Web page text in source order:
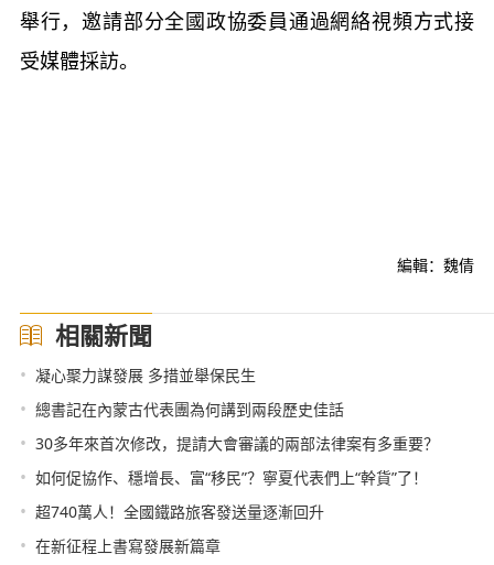
舉行，邀請部分全國政協委員通過網絡視頻方式接
受媒體採訪。
編輯：魏倩
相關新聞
• 凝心聚力謀發展 多措並舉保民生
• 總書記在內蒙古代表團為何講到兩段歷史佳話
• 30多年來首次修改，提請大會審議的兩部法律案有多重要？
• 如何促協作、穩增長、富“移民”？寧夏代表們上“幹貨”了！
• 超740萬人！全國鐵路旅客發送量逐漸回升
• 在新征程上書寫發展新篇章